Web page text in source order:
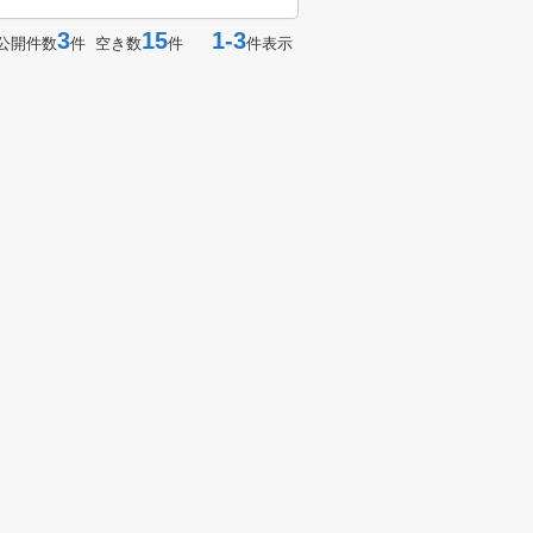
開件数3件 空き数15件 1-3件表示